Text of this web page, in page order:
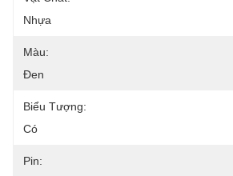
Nhựa
Màu:
Đen
Biểu Tượng:
Có
Pin: